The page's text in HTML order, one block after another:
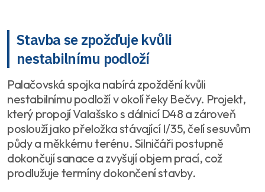
Stavba se zpožďuje kvůli
nestabilnímu podloží
Palačovská spojka nabírá zpoždění kvůli
nestabilnímu podloží v okolí řeky Bečvy. Projekt,
který propojí Valašsko s dálnicí D48 a zároveň
poslouží jako přeložka stávající I/35, čelí sesuvům
půdy a měkkému terénu. Silničáři postupně
dokončují sanace a zvyšují objem prací, což
prodlužuje termíny dokončení stavby.